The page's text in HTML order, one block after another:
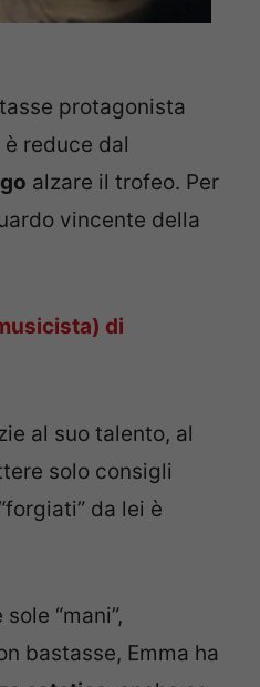
protagonista
è reduce dal
alzare il trofeo. Per
vincente della
di
al suo talento, al
solo consigli
da lei è
“mani”,
bastasse, Emma ha